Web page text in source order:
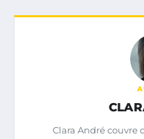
Clara André couvre